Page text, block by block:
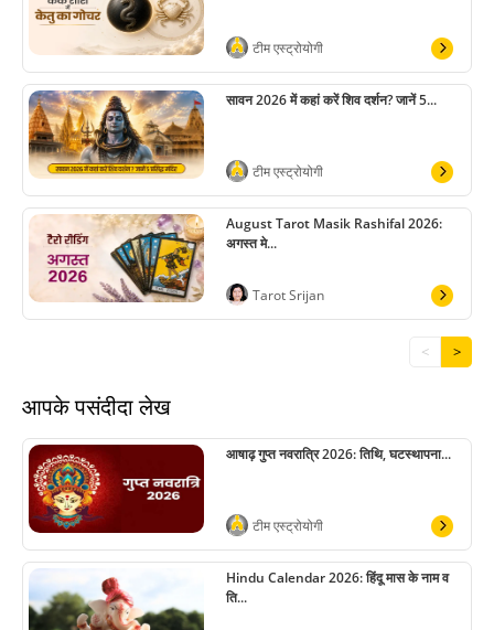
टीम एस्ट्रोयोगी
सावन 2026 में कहां करें शिव दर्शन? जानें 5...
टीम एस्ट्रोयोगी
August Tarot Masik Rashifal 2026:
अगस्त मे...
Tarot Srijan
< >
आपके पसंदीदा लेख
आषाढ़ गुप्त नवरात्रि 2026: तिथि, घटस्थापना...
टीम एस्ट्रोयोगी
Hindu Calendar 2026: हिंदू मास के नाम व
ति...